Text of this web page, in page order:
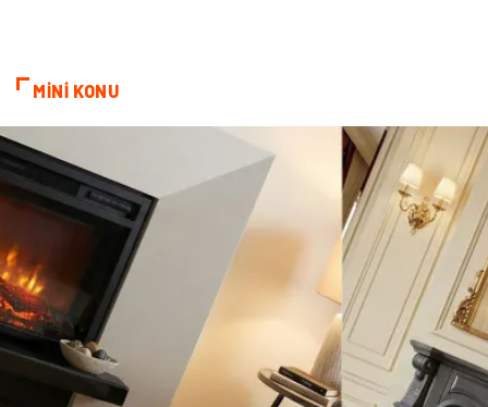
Cam sosyal
Kına Gecesi genel blog
Sigorta Veteriner
kadınlar ve takı
Spor Malzemeleri
MİNİ KONU